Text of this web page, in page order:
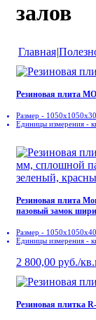
залов
Главная|
Резиновая плита
Размер -
Единицы измерения -
Резиновая плита
пазовый замок
Размер -
Единицы измерения -
2 800,00 руб./
Резиновая плитка